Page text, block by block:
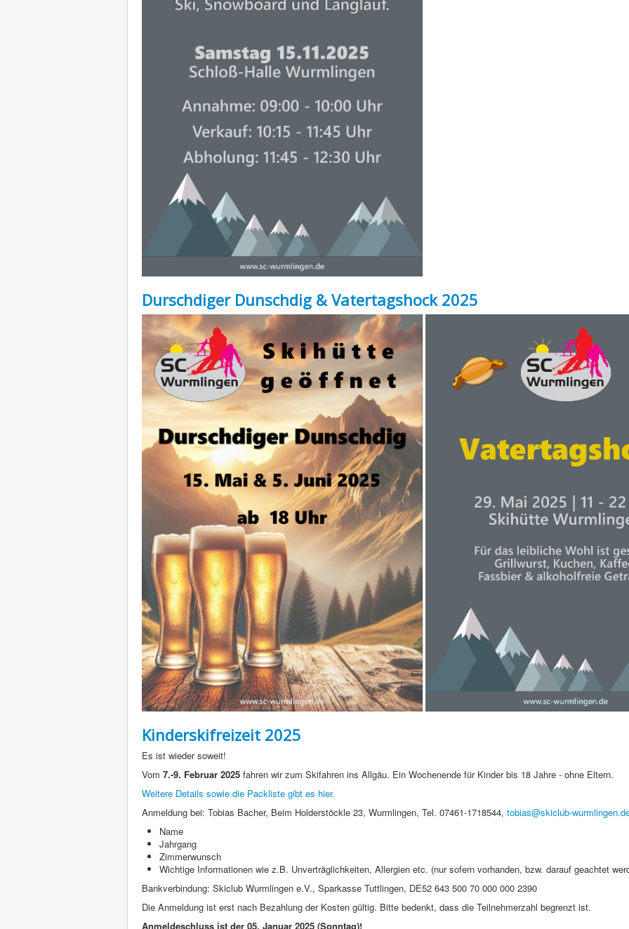
Durschdiger Dunschdig & Vatertagshock 2025
Kinderskifreizeit 2025
Es ist wieder soweit!
Vom 7.-9. Februar 2025 fahren wir zum Skifahren ins Allgäu. Ein Wochenende für Kinder bis 18 Jahre - ohne Eltern.
Weitere Details sowie die Packliste gibt es hier.
Anmeldung bei: Tobias Bacher, Beim Holderstöckle 23, Wurmlingen, Tel. 07461-1718544, tobias@skiclub-
Name
Jahrgang
Zimmerwunsch
Wichtige Informationen wie z.B. Unverträglichkeiten, Allergien etc. (nur sofern vorhanden, bzw. darauf geachtet
Bankverbindung: Skiclub Wurmlingen e.V., Sparkasse Tuttlingen, DE52 643 500 70 000 000 2390
Die Anmeldung ist erst nach Bezahlung der Kosten gültig. Bitte bedenkt, dass die Teilnehmerzahl begrenzt ist.
Anmeldeschluss ist der 05. Januar 2025 (Sonntag)!